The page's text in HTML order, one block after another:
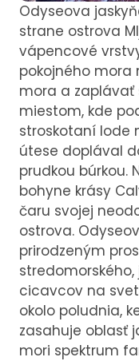
Odyseova
strane ostrova
vápencové
pokojného mora
mora a zaplávať
miestom, kde
stroskotaní lode
útese doplával
prudkou búrkou.
bohyne krásy
čaru svojej
ostrova.
prirodzeným
cicavcov na
okolo poludnia,
zasahuje oblasť
mori spektrum